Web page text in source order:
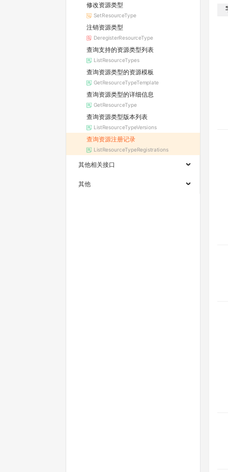
修改资源类型
SetResourceType
注销资源类型
DeregisterResourceType
查询支持的资源类型列表
ListResourceTypes
查询资源类型的资源模板
GetResourceTypeTemplate
查询资源类型的详细信息
GetResourceType
查询资源类型版本列表
ListResourceTypeVersions
查询资源注册记录
ListResourceTypeRegistrations
其他相关接口
其他